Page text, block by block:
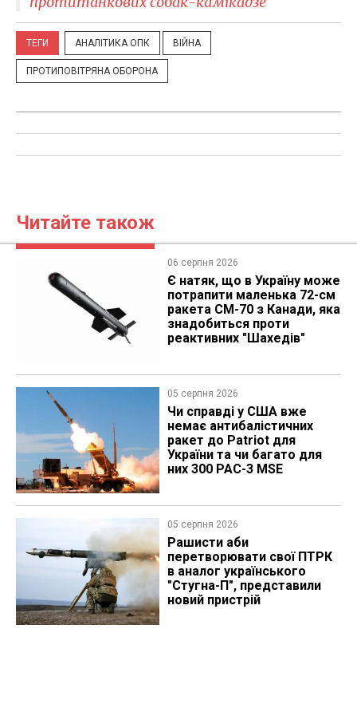
ТЕГИ АНАЛІТИКА ОПК ВІЙНА
ПРОТИПОВІТРЯНА ОБОРОНА
Читайте також
06 серпня 2026
Є натяк, що в Україну може
потрапити маленька 72-см
ракета CM-70 з Канади, яка
знадобиться проти
реактивних "Шахедів"
05 серпня 2026
Чи справді у США вже
немає антибалістичних
ракет до Patriot для
України та чи багато для
них 300 PAC-3 MSE
05 серпня 2026
Рашисти аби
перетворювати свої ПТРК
в аналог українського
"Стугна-П", представили
новий пристрій